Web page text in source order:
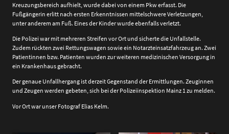
Kreuzungsbereich aufhielt, wurde dabei von einem Pkw erfasst. Die
Fußgängerin erlitt nach ersten Erkenntnissen mittelschwere Verletzungen,
unter anderem am Fuß. Eines der Kinder wurde ebenfalls verletzt.
Die Polizei war mit mehreren Streifen vor Ort und sicherte die Unfallstelle.
Zudem rückten zwei Rettungswagen sowie ein Notarzteinsatzfahrzeug an. Zwei
Patientinnen bzw. Patienten wurden zur weiteren medizinischen Versorgung in
ein Krankenhaus gebracht.
Der genaue Unfallhergang ist derzeit Gegenstand der Ermittlungen. Zeuginnen
und Zeugen werden gebeten, sich bei der Polizeiinspektion Mainz 1 zu melden.
Vor Ort war unser Fotograf Elias Kelm.